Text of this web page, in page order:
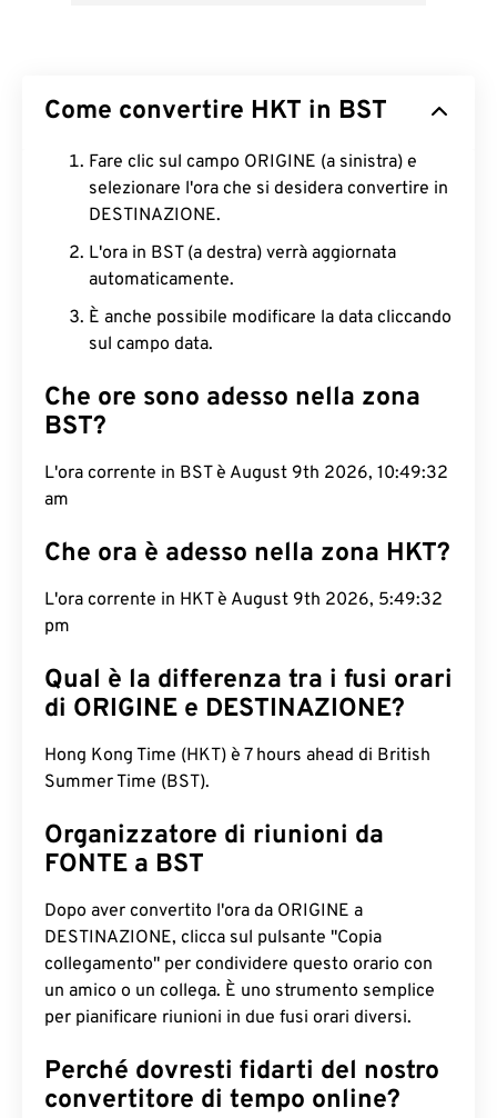
Come convertire HKT in BST
Fare clic sul campo ORIGINE (a sinistra) e
selezionare l'ora che si desidera convertire in
DESTINAZIONE.
L'ora in BST (a destra) verrà aggiornata
automaticamente.
È anche possibile modificare la data cliccando
sul campo data.
Che ore sono adesso nella zona
BST?
L'ora corrente in BST è August 9th 2026, 10:49:33
am
Che ora è adesso nella zona HKT?
L'ora corrente in HKT è August 9th 2026, 5:49:33
pm
Qual è la differenza tra i fusi orari
di ORIGINE e DESTINAZIONE?
Hong Kong Time (HKT) è 7 hours ahead di British
Summer Time (BST).
Organizzatore di riunioni da
FONTE a BST
Dopo aver convertito l'ora da ORIGINE a
DESTINAZIONE, clicca sul pulsante "Copia
collegamento" per condividere questo orario con
un amico o un collega. È uno strumento semplice
per pianificare riunioni in due fusi orari diversi.
Perché dovresti fidarti del nostro
convertitore di tempo online?